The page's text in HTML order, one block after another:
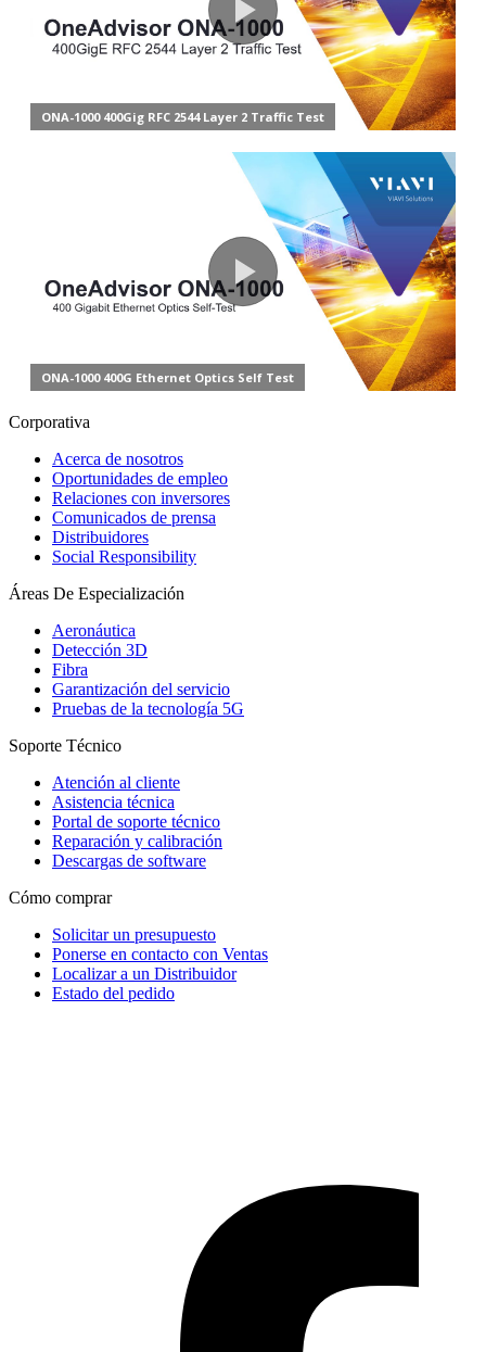
Corporativa
Acerca de nosotros
Oportunidades de empleo
Relaciones con inversores
Comunicados de prensa
Distribuidores
Social Responsibility
Áreas De Especialización
Aeronáutica
Detección 3D
Fibra
Garantización del servicio
Pruebas de la tecnología 5G
Soporte Técnico
Atención al cliente
Asistencia técnica
Portal de soporte técnico
Reparación y calibración
Descargas de software
Cómo comprar
Solicitar un presupuesto
Ponerse en contacto con Ventas
Localizar a un Distribuidor
Estado del pedido